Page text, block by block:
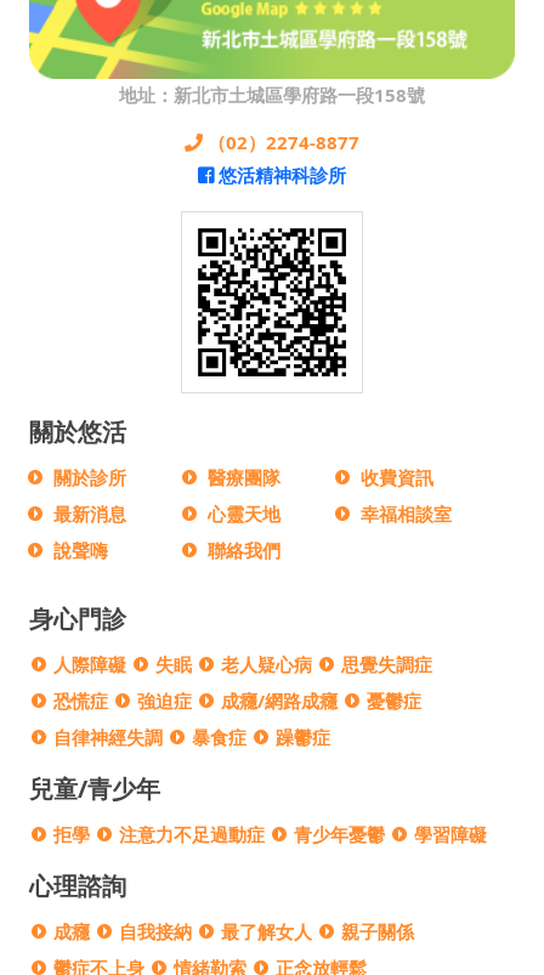
地址：新北市土城區學府路一段158號
（02）2274-8877
悠活精神科診所
關於悠活
關於診所 醫療團隊
收費資訊
最新消息
心靈天地
幸福相談室
說聲嗨
聯絡我們
身心門診
人際障礙 失眠 老人疑心病
思覺失調症
恐慌症
強迫症 成癮/網路成癮
憂鬱症
自律神經失調
暴食症 躁鬱症
兒童/青少年
拒學 注意力不足過動症 青少年憂鬱 學習障礙
心理諮詢
成癮 自我接納 最了解女人
親子關係
鬱症不上身
情緒勒索 正念放輕鬆